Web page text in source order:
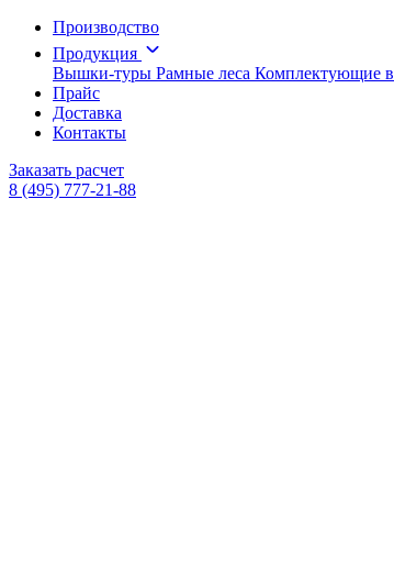
Производство
Продукция
Вышки-туры Рамные леса Комплектующие
Прайс
Доставка
Контакты
Заказать расчет
8 (495) 777-21-88